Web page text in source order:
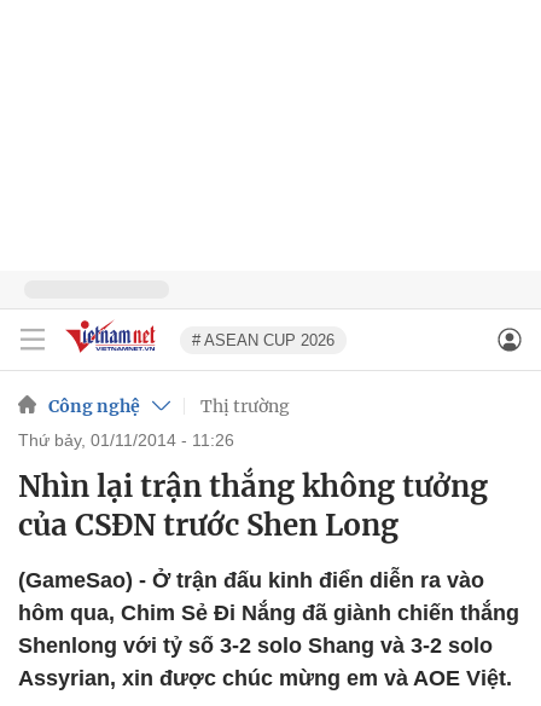
# ASEAN CUP 2026
Công nghệ Thị trường
thứ bảy, 01/11/2014 - 11:26
Nhìn lại trận thắng không tưởng
của CSĐN trước Shen Long
(GameSao) - Ở trận đấu kinh điển diễn ra vào
hôm qua, Chim Sẻ Đi Nắng đã giành chiến thắng
Shenlong với tỷ số 3-2 solo Shang và 3-2 solo
Assyrian, xin được chúc mừng em và AOE Việt.